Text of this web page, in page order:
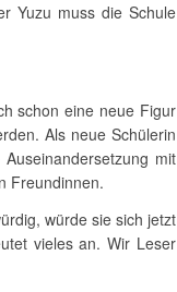
Yuzu muss die Schule
schon eine neue Figur
Als neue Schülerin
mit
Freundinnen.
würde sie sich jetzt
vieles an. Wir Leser